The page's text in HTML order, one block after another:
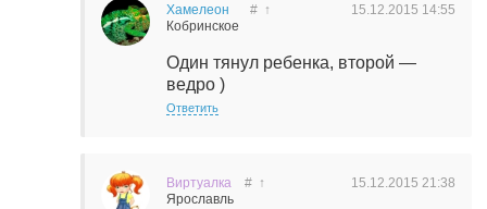
Хамелеон
Кобринское
15.12.2015 14:55
# ↑
Один тянул ребенка, второй —
ведро )
Ответить
Виртуалка
Ярославль
15.12.2015 21:38
# ↑